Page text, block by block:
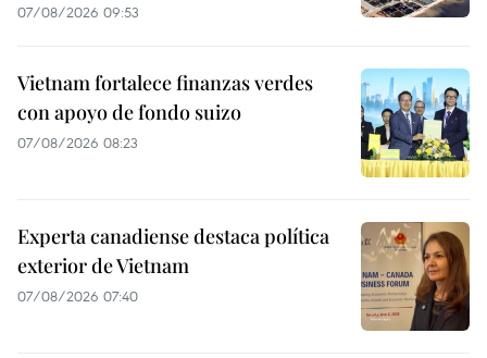
07/08/2026 09:53
Vietnam fortalece finanzas verdes
con apoyo de fondo suizo
07/08/2026 08:23
Experta canadiense destaca política
exterior de Vietnam
07/08/2026 07:40